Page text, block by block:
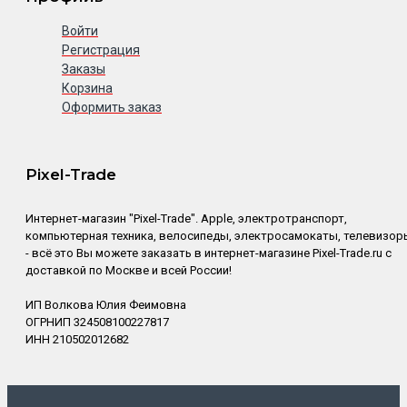
Войти
Регистрация
Заказы
Корзина
Оформить заказ
Pixel-Trade
Интернет-магазин "Pixel-Trade". Apple, электротранспорт,
компьютерная техника, велосипеды, электросамокаты,
- всё это Вы можете заказать в интернет-магазине Pixel-Trade.ru с
доставкой по Москве и всей России!
ИП Волкова Юлия Феимовна
ОГРНИП 324508100227817
ИНН 210502012682